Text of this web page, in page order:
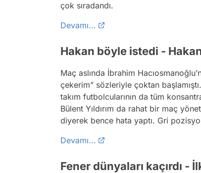
çok sıradandı.
Devamı...
Hakan böyle istedi -
Maç aslında İbrahim
çekerim” sözleriyle çoktan
takım futbolcularının da tüm
Bülent Yıldırım da rahat bir maç
diyerek bence hata yaptı. Gri
Devamı...
Fener dünyaları kaçırdı -